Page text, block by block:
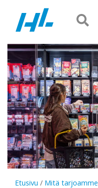
Etusivu / Mitä tarjoamme